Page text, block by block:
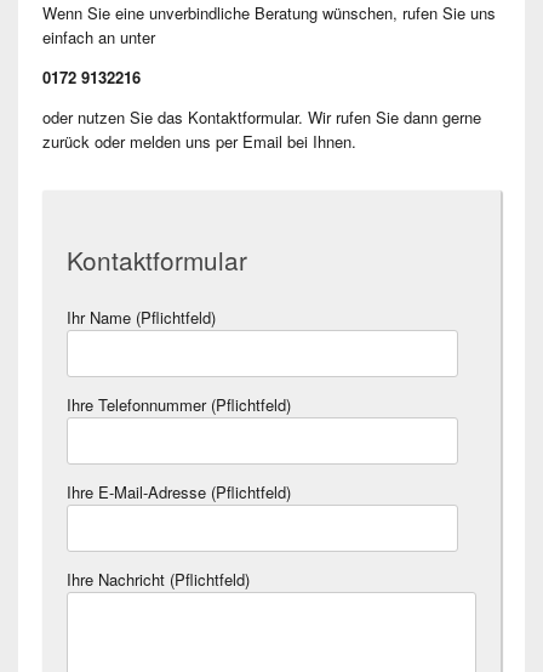
Wenn Sie eine unverbindliche Beratung wünschen, rufen Sie uns
einfach an unter
0172 9132216
oder nutzen Sie das Kontaktformular. Wir rufen Sie dann gerne
zurück oder melden uns per Email bei Ihnen.
Kontaktformular
Ihr Name (Pflichtfeld)
Ihre Telefonnummer (Pflichtfeld)
Ihre E-Mail-Adresse (Pflichtfeld)
Ihre Nachricht (Pflichtfeld)